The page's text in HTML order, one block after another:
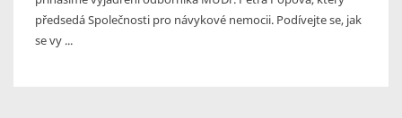
předsedá Společnosti pro návykové nemocii. Podívejte se, jak
se vy ...